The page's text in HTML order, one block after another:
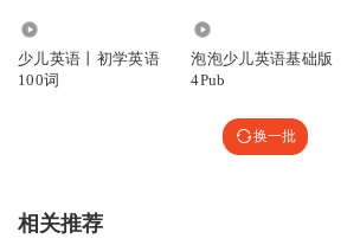
道”政策的农产品通过，或者符合政策
这种误判不仅影响查验效率，还可能引
尺度不一：不同地区的查验人员对“整车
加工”等查验尺度的理解可能存在差异
的不一致性，增加查验风险。 二、农产
回复
少儿英语丨初学英语
100词
泡泡少儿英语基础版
4Pub
换一批
相关推荐